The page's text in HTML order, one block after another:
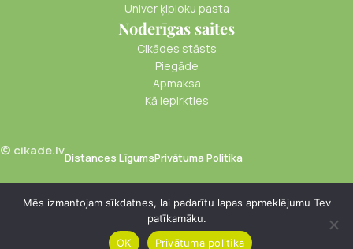
Univer ķiploku pasta
Noderīgas saites
Cikādes stāsts
Piegāde
Apmaksa
Kā iepirkties
© cikade.lvDistances LīgumsPrivātuma Politika
3.50
PVN - +
Mēs izmantojam sīkdatnes, lai padarītu lapas apmeklējumu Tev
patīkamāku.
OK
Privātuma politika